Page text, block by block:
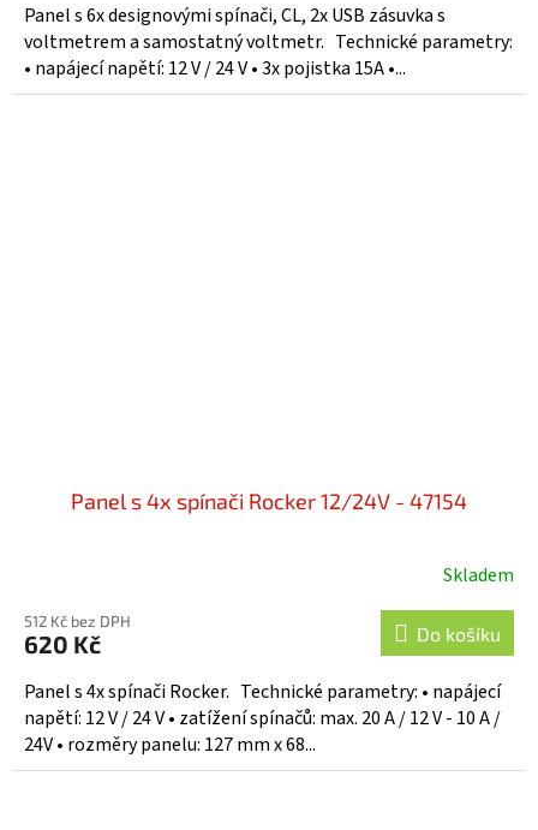
Panel s 6x designovými spínači, CL, 2x USB zásuvka s
voltmetrem a samostatný voltmetr. Technické parametry:
• napájecí napětí: 12 V / 24 V • 3x pojistka 15A •...
Panel s 4x spínači Rocker 12/24V - 47154
Skladem
512 Kč bez DPH
620 Kč Do košíku
Panel s 4x spínači Rocker. Technické parametry: • napájecí
napětí: 12 V / 24 V • zatížení spínačů: max. 20 A / 12 V - 10 A /
24V • rozměry panelu: 127 mm x 68...